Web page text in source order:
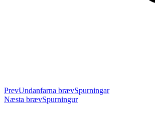
PrevUndanfarna brævSpurningar
Næsta brævSpurningur